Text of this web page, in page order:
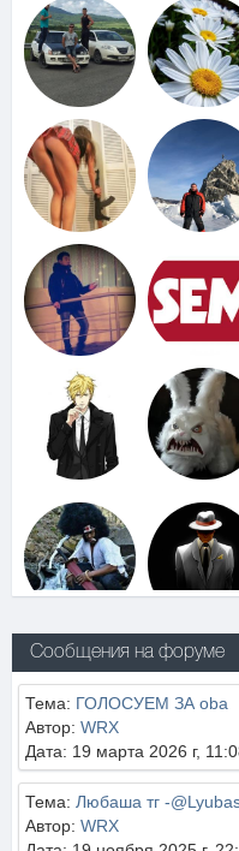
Сообщения на форуме
Тема: ГОЛОСУЕМ ЗА oba
Автор: WRX
Дата: 19 марта 2026 г,
Тема: Любаша тг -
Автор: WRX